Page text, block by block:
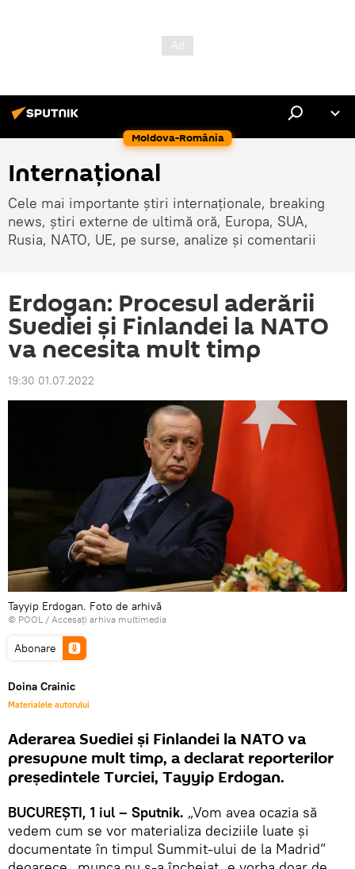
Moldova-România
Internaţional
Cele mai importante știri internaționale, breaking
news, știri externe de ultimă oră, Europa, SUA,
Rusia, NATO, UE, pe surse, analize și comentarii
Erdogan: Procesul aderării
Suediei și Finlandei la NATO
va necesita mult timp
19:30 01.07.2022
Tayyip Erdogan. Foto de arhivă
© POOL / Accesați arhiva multimedia
Abonare
Doina Crainic
Materialele autorului
Aderarea Suediei și Finlandei la NATO va
presupune mult timp, a declarat reporterilor
președintele Turciei, Tayyip Erdogan.
BUCUREŞTI, 1 iul – Sputnik. „Vom avea ocazia să
vedem cum se vor materializa deciziile luate și
documentate în timpul Summit-ului de la Madrid”